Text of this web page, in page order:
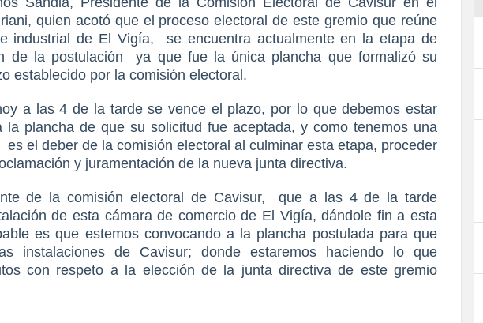
quien acotó que el proceso electoral de este gremio que reúne
industrial de El Vigía,
se encuentra actualmente en la etapa de
de la postulación
ya que fue la única plancha que formalizó su
establecido por la comisión electoral.
a las 4 de la tarde se vence el plazo, por lo que debemos estar
la plancha de que su solicitud fue aceptada, y como tenemos una
es el deber de la comisión electoral al culminar esta etapa, proceder
y juramentación de la nueva junta directiva.
de la comisión electoral de Cavisur,
que a las 4 de la tarde
de esta cámara de comercio de El Vigía, dándole fin a esta
es que estemos convocando a la plancha postulada para que
instalaciones de Cavisur; donde estaremos haciendo lo que
con respeto a la elección de la junta directiva de este gremio